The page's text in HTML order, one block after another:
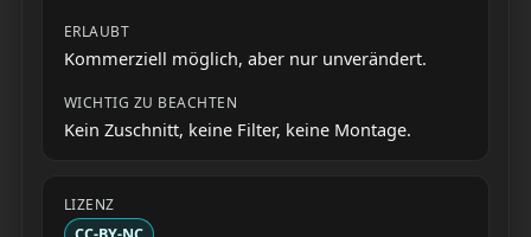
Kommerziell möglich, aber nur unverändert.
Kein Zuschnitt, keine Filter, keine Montage.